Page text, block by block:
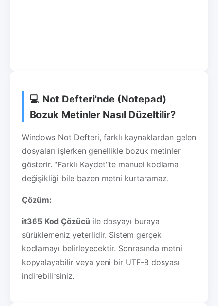
💻 Not Defteri'nde (Notepad)
Bozuk Metinler Nasıl Düzeltilir?
Windows Not Defteri, farklı kaynaklardan gelen
dosyaları işlerken genellikle bozuk metinler
gösterir. "Farklı Kaydet"te manuel kodlama
değişikliği bile bazen metni kurtaramaz.
Çözüm:
it365 Kod Çözücü ile dosyayı buraya
sürüklemeniz yeterlidir. Sistem gerçek
kodlamayı belirleyecektir. Sonrasında metni
kopyalayabilir veya yeni bir UTF-8 dosyası
indirebilirsiniz.